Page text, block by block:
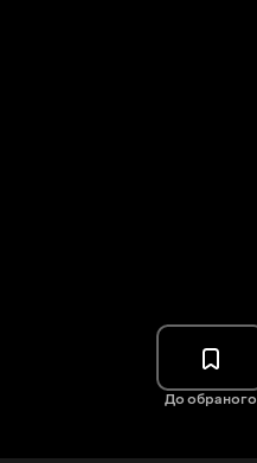
До обраного